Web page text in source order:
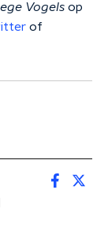
Vogels op
of